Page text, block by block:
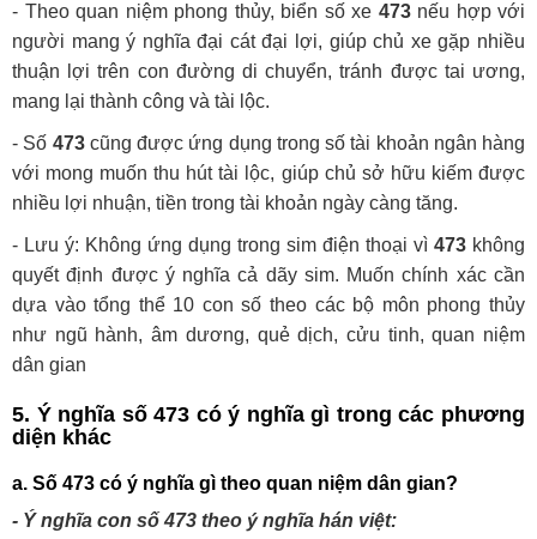
- Theo quan niệm phong thủy, biển số xe 473nếu hợp với
người mang ý nghĩa đại cát đại lợi, giúp chủ xe gặp nhiều
thuận lợi trên con đường di chuyển, tránh được tai ương,
mang lại thành công và tài lộc.
- Số 473cũng được ứng dụng trong số tài khoản ngân hàng
với mong muốn thu hút tài lộc, giúp chủ sở hữu kiếm được
nhiều lợi nhuận, tiền trong tài khoản ngày càng tăng.
- Lưu ý: Không ứng dụng trong sim điện thoại vì 473 không
quyết định được ý nghĩa cả dãy sim. Muốn chính xác cần
dựa vào tổng thể 10 con số theo các bộ môn phong thủy
như ngũ hành, âm dương, quẻ dịch, cửu tinh, quan niệm
dân gian
5. Ý nghĩa số473 có ý nghĩa gì trong các phương
diện khác
a. Số 473 có ý nghĩa gì theo quan niệm dân gian?
- Ý nghĩa con số473 theo ý nghĩa hán việt: